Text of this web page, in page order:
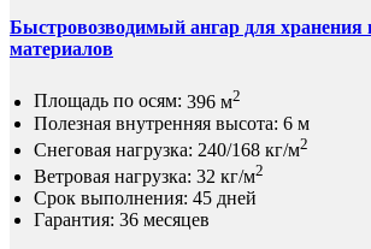
Быстровозводимый ангар для хранения
материалов
Площадь по осям: 396 м2
Полезная внутренняя высота: 6 м
Снеговая нагрузка: 240/168 кг/м2
Ветровая нагрузка: 32 кг/м2
Срок выполнения: 45 дней
Гарантия: 36 месяцев